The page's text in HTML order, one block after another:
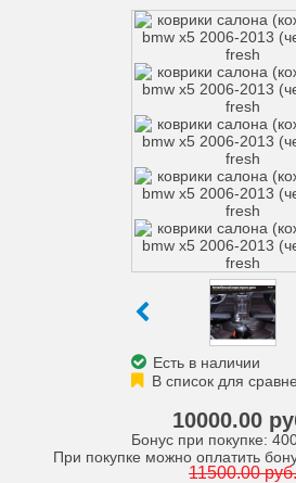
Есть в наличии
10000.00
Бонус при покупке:
При покупке можно оплатить
11500.00 руб.